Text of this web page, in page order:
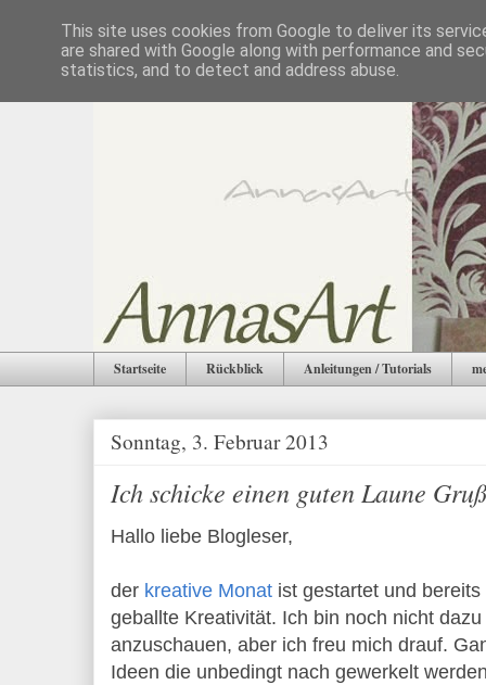
Startseite Rückblick Anleitungen / Tutorials
Sonntag, 3. Februar 2013
Ich schicke einen guten Laune Gruß
Hallo liebe Blogleser,
der kreative Monat ist gestartet und
geballte Kreativität. Ich bin noch nicht
anzuschauen, aber ich freu mich drauf.
Ideen die unbedingt nach gewerkelt
This site uses cookies from Google to deliver its
are shared with Google along with performance and
statistics, and to detect and address abuse.